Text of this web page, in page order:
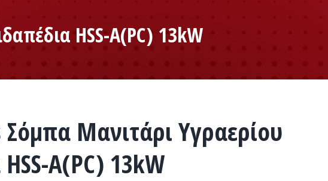
HSS-A(PC) 13kW
Μανιτάρι Υγραερίου
A(PC) 13kW